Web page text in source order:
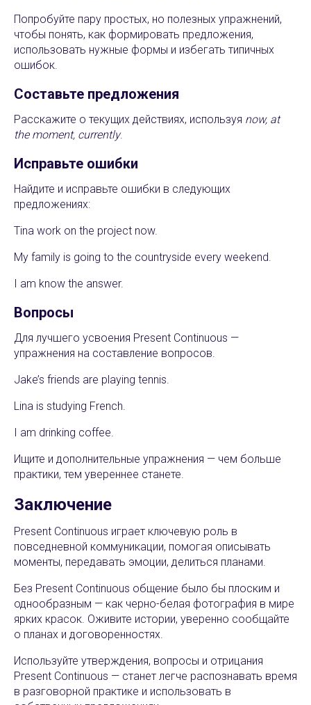
Попробуйте пару простых, но полезных упражнений,
чтобы понять, как формировать предложения,
использовать нужные формы и избегать типичных
ошибок.
Составьте предложения
Расскажите о текущих действиях, используя now, at
the moment, currently.
Исправьте ошибки
Найдите и исправьте ошибки в следующих
предложениях:
Tina work on the project now.
My family is going to the countryside every weekend.
I am know the answer.
Вопросы
Для лучшего усвоения Present Continuous —
упражнения на составление вопросов.
Jake’s friends are playing tennis.
Lina is studying French.
I am drinking coffee.
Ищите и дополнительные упражнения — чем больше
практики, тем увереннее станете.
Заключение
Present Continuous играет ключевую роль в
повседневной коммуникации, помогая описывать
моменты, передавать эмоции, делиться планами.
Без Present Continuous общение было бы плоским и
однообразным — как черно-белая фотография в мире
ярких красок. Оживите истории, уверенно сообщайте
о планах и договоренностях.
Используйте утверждения, вопросы и отрицания
Present Continuous — станет легче распознавать время
в разговорной практике и использовать в